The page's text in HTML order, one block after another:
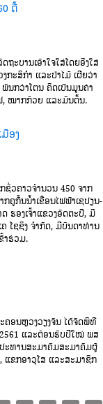
ຕື້
ະບານເອົາໃຈໃສ່ໂດຍອີງໃສ່
ະສິກຳ ແລະປ່າໄມ້ ເຜີຍວ່າ
ນກວ່າໂຕນ ຄິດເປັນມູນຄ່າ
, ໝາກກ້ວຍ ແລະມັນຕົ້ນ.
ອງ
ວຄາວຈຳນວນ 450 ຈາກ
ຄູກັ້ນນໍ້າເຂື່ອນໄຟຟ້າເຊປຽນ-
ຮອງເຈົ້າແຂວງອັດຕະປື, ມີ
ໂຊຊິງ ຈຳກັດ, ມີບັນດາທ່ານ
າຮ່ວມ.
ຄອນຫຼວງວຽງຈັນ ໄດ້ຈັດພິທີ
ແລະຕ້ອນຮັບປີໃໝ່ ພສ
ະທານສະມາຄົມສະມາຄົມຜູ້
ແຂກອາວຸໂສ ແລະສະມາຊິກ